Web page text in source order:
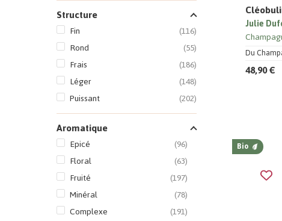
Structure
Fin
(116)
Rond
(55)
Frais
(186)
Léger
(148)
Puissant
(202)
Aromatique
Epicé
(96)
Floral
(63)
Fruité
(197)
Minéral
(78)
Complexe
(191)
Du
Julie
48,90 €
Bio